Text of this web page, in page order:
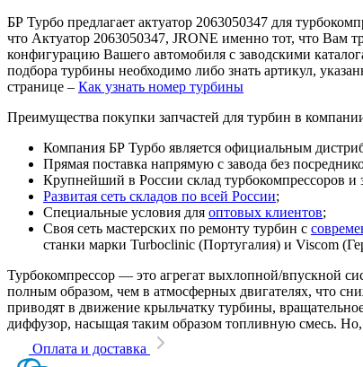
БР Турбо предлагает актуатор 2063050347 для
что Актуатор 2063050347, JRONE именно тот, что Вам
конфигурацию Вашего автомобиля с заводскими
подбора турбины необходимо либо знать артикул,
странице – Как узнать номер турбины
Преимущества покупки запчастей для турбин в
Компания БР Турбо является официальным
Прямая поставка напрямую с завода без
Крупнейший в России склад турбокомпрессоров и
Развитая сеть складов по всей России;
Специальные условия для оптовых клиентов;
Своя сеть мастерских по ремонту турбин с
станки марки Turboclinic (Португалия) и Viscom
Турбокомпрессор — это агрегат выхлопной/впускной
полным образом, чем в атмосферных двигателях, что
приводят в движение крыльчатку турбины,
диффузор, насыщая таким образом топливную смесь. Но,
Оплата и доставка